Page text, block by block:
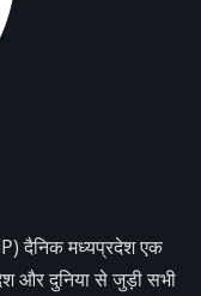
दैनिक मध्यप्रदेश एक
और दुनिया से जुड़ी सभी